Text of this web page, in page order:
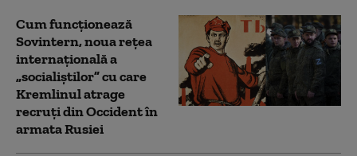
Cum funcționează
Sovintern, noua rețea
internațională a
„socialiștilor” cu care
Kremlinul atrage
recruți din Occident în
armata Rusiei